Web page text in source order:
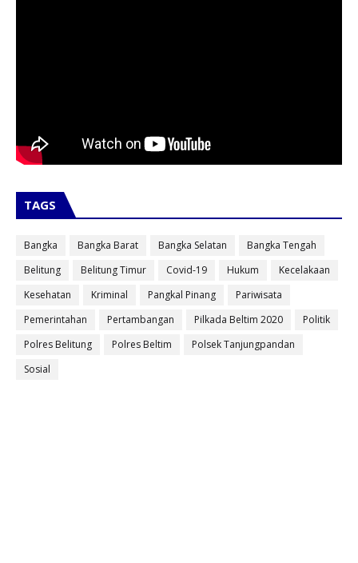
TAGS
Bangka Bangka Barat Bangka Selatan
Bangka Tengah
Belitung
Belitung Timur Covid-19 Hukum
Kecelakaan
Kesehatan
Kriminal Pangkal Pinang
Pariwisata
Pemerintahan
Pertambangan Pilkada Beltim 2020
Politik
Polres Belitung
Polres Beltim
Polsek Tanjungpandan
Sosial